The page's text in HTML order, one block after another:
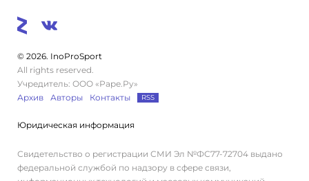
© 2026. InoProSport
All rights reserved.
Учредитель: ООО «Раре.Ру»
Архив
Авторы Контакты RSS
Юридическая информация
Свидетельство о регистрации СМИ Эл №ФС77-72704 выдано
федеральной службой по надзору в сфере связи,